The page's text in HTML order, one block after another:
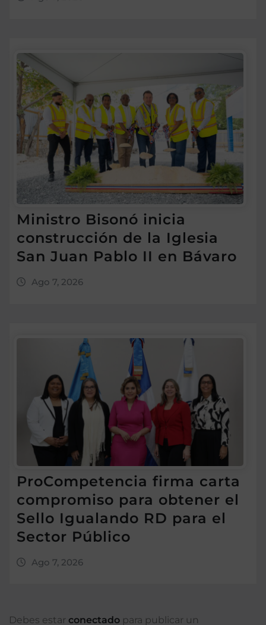
Ministro Bisonó inicia
construcción de la Iglesia
San Juan Pablo II en Bávaro
Ago 7, 2026
ProCompetencia firma carta
compromiso para obtener el
Sello Igualando RD para el
Sector Público
Ago 7, 2026
Debes estar conectado para publicar un